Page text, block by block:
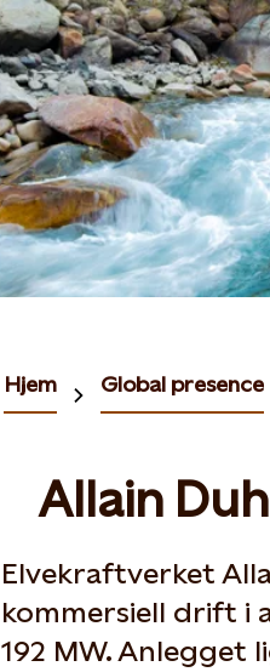
Hjem Global presence
Allain
Elvekraftverket
kommersiell drift i
192 MW. Anlegget